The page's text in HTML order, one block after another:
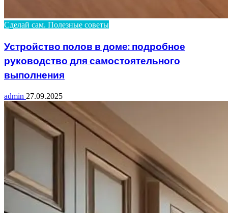
Сделай сам. Полезные советы
Устройство полов в доме: подробное
руководство для самостоятельного
выполнения
admin 27.09.2025